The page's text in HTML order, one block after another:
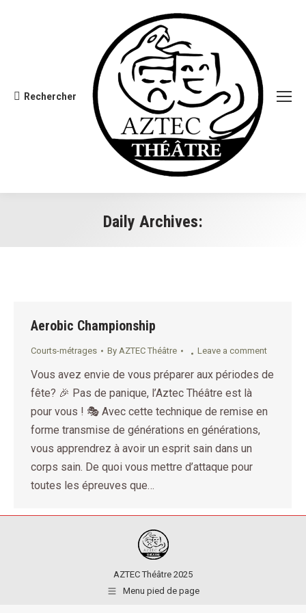
Search:
Rechercher
Daily Archives:
Aerobic Championship
Courts-métrages By AZTEC Théâtre Leave a comment
Vous avez envie de vous préparer aux périodes de
fête? 🎉 Pas de panique, l’Aztec Théâtre est là
pour vous ! 🎭 Avec cette technique de remise en
forme transmise de générations en générations,
vous apprendrez à avoir un esprit sain dans un
corps sain. De quoi vous mettre d’attaque pour
toutes les épreuves que…
AZTEC Théâtre 2025
Menu pied de page